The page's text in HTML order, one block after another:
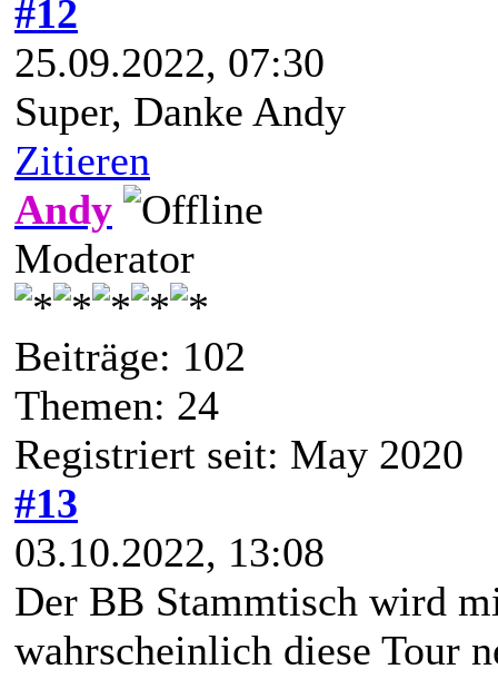
#12
25.09.2022, 07:30
Super, Danke Andy
Zitieren
Andy
Moderator
Beiträge: 102
Themen: 24
Registriert seit: May 2020
#13
03.10.2022, 13:08
Der BB Stammtisch wird
wahrscheinlich diese Tour